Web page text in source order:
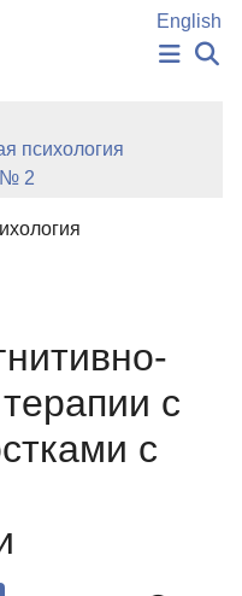
English
психология
№ 2
с
с